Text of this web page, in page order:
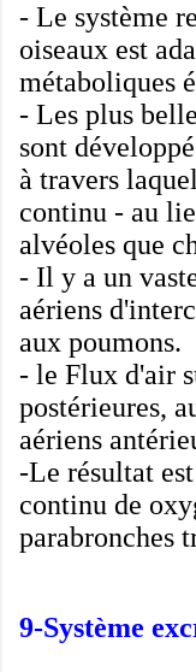
- Le système
oiseaux est
métaboliques
- Les plus
sont
à travers
continu - au
alvéoles que
- Il y a un
aériens
aux poumons.
- le Flux d'air
postérieures,
aériens
-Le résultat est
continu de
parabronches
9-Système